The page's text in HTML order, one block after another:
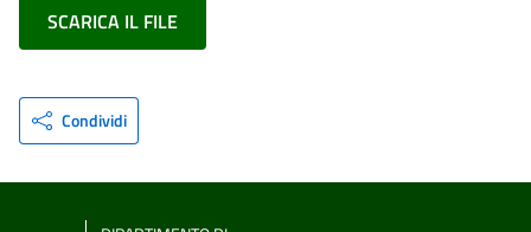
SCARICA IL FILE
Condividi